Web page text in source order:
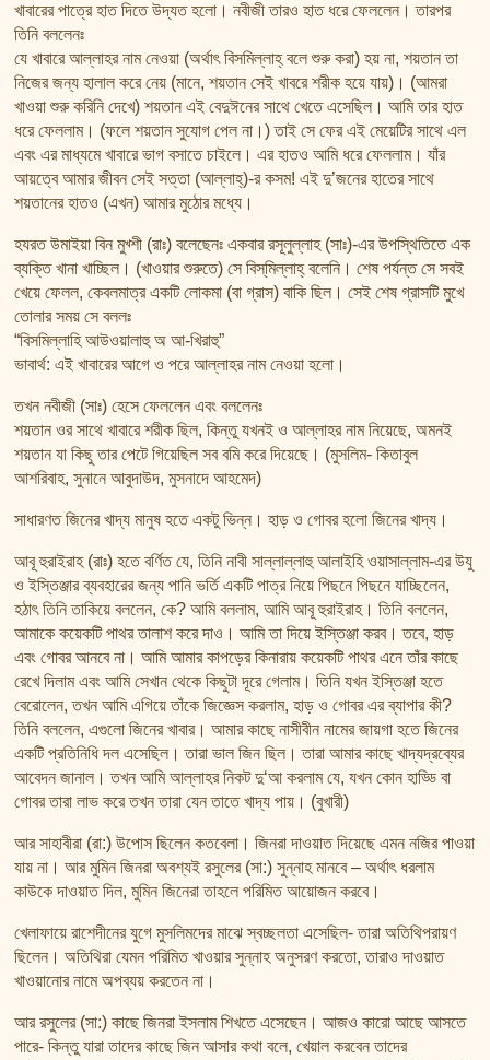
খাবারের পাত্রে হাত দিতে উদ্যত হলো। নবীজী তারও হাত ধরে ফেললেন। তারপর
তিনি বললেনঃ
যে খাবারে আল্লাহর নাম নেওয়া (অর্থাৎ বিসমিল্লাহ্ বলে শুরু করা) হয় না, শয়তান তা
নিজের জন্য হালাল করে নেয় (মানে, শয়তান সেই খাবরে শরীক হয়ে যায়)। (আমরা
খাওয়া শুরু করিনি দেখে) শয়তান এই বেদুঈনের সাথে খেতে এসেছিল। আমি তার হাত
ধরে ফেললাম। (ফলে শয়তান সুযোগ পেল না।) তাই সে ফের এই মেয়েটির সাথে এল
এবং এর মাধ্যমে খাবারে ভাগ বসাতে চাইলে। এর হাতও আমি ধরে ফেললাম। যাঁর
আয়ত্বে আমার জীবন সেই সত্তা (আল্লাহ্)-র কসম! এই দু’জনের হাতের সাথে
শয়তানের হাতও (এখন) আমার মুঠোর মধ্যে।
হযরত উমাইয়া বিন মুখ্শী (রাঃ) বলেছেনঃ একবার রসূলুল্লাহ (সাঃ)-এর উপস্থিতিতে এক
ব্যক্তি খানা খাচ্ছিল। (খাওয়ার শুরুতে) সে বিস্‌মিল্লাহ্ বলেনি। শেষ পর্যন্ত সে সবই
খেয়ে ফেলল, কেবলমাত্র একটি লোকমা (বা গ্রাস) বাকি ছিল। সেই শেষ গ্রাসটি মুখে
তোলার সময় সে বললঃ
“বিসমিল্লাহি আউওয়ালাহু অ আ-খিরাহু”
ভাবার্থ: এই খাবারের আগে ও পরে আল্লাহর নাম নেওয়া হলো।
তখন নবীজী (সাঃ) হেসে ফেললেন এবং বললেনঃ
শয়তান ওর সাথে খাবারে শরীক ছিল, কিন্তু যখনই ও আল্লাহর নাম নিয়েছে, অমনই
শয়তান যা কিছু তার পেটে গিয়েছিল সব বমি করে দিয়েছে। (মুসলিম- কিতাবুল
আশরিবাহ, সুনানে আবুদাউদ, মুসনাদে আহমেদ)
সাধারণত জিনের খাদ্য মানুষ হতে একটু ভিন্ন। হাড় ও গোবর হলো জিনের খাদ্য।
আবূ হুরাইরাহ (রাঃ) হতে বর্ণিত যে, তিনি নাবী সাল্লাল্লাহু আলাইহি ওয়াসাল্লাম-এর উযু
ও ইস্তিঞ্জার ব্যবহারের জন্য পানি ভর্তি একটি পাত্র নিয়ে পিছনে পিছনে যাচ্ছিলেন,
হঠাৎ তিনি তাকিয়ে বললেন, কে? আমি বললাম, আমি আবূ হুরাইরাহ। তিনি বললেন,
আমাকে কয়েকটি পাথর তালাশ করে দাও। আমি তা দিয়ে ইস্তিঞ্জা করব। তবে, হাড়
এবং গোবর আনবে না। আমি আমার কাপড়ের কিনারায় কয়েকটি পাথর এনে তাঁর কাছে
রেখে দিলাম এবং আমি সেখান থেকে কিছুটা দূরে গেলাম। তিনি যখন ইস্তিঞ্জা হতে
বেরোলেন, তখন আমি এগিয়ে তাঁকে জিজ্ঞেস করলাম, হাড় ও গোবর এর ব্যাপার কী?
তিনি বললেন, এগুলো জিনের খাবার। আমার কাছে নাসীবীন নামের জায়গা হতে জিনের
একটি প্রতিনিধি দল এসেছিল। তারা ভাল জিন ছিল। তারা আমার কাছে খাদ্যদ্রব্যের
আবেদন জানাল। তখন আমি আল্লাহর নিকট দু‘আ করলাম যে, যখন কোন হাড্ডি বা
গোবর তারা লাভ করে তখন তারা যেন তাতে খাদ্য পায়। (বুখারী)
আর সাহাবীরা (রা:) উপোস ছিলেন কতবেলা। জিনরা দাওয়াত দিয়েছে এমন নজির পাওয়া
যায় না। আর মুমিন জিনরা অবশ্যই রসুলের (সা:) সুন্নাহ মানবে – অর্থাৎ ধরলাম
কাউকে দাওয়াত দিল, মুমিন জিনেরা তাহলে পরিমিত আয়োজন করবে।
খেলাফায়ে রাশেদীনের যুগে মুসলিমদের মাঝে স্বচ্ছলতা এসেছিল- তারা অতিথিপরায়ণ
ছিলেন। অতিথিরা যেমন পরিমিত খাওয়ার সুন্নাহ অনুসরণ করতো, তারাও দাওয়াত
খাওয়ানোর নামে অপব্যয় করতেন না।
আর রসুলের (সা:) কাছে জিনরা ইসলাম শিখতে এসেছেন। আজও কারো আছে আসতে
পারে- কিন্তু যারা তাদের কাছে জিন আসার কথা বলে, খেয়াল করবেন তাদের